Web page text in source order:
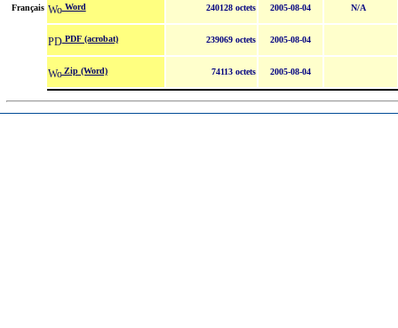
Français Word 240128 octets 2005-08-04 N/A
PDF (acrobat) 239069 octets 2005-08-04
Zip (Word) 74113 octets 2005-08-04